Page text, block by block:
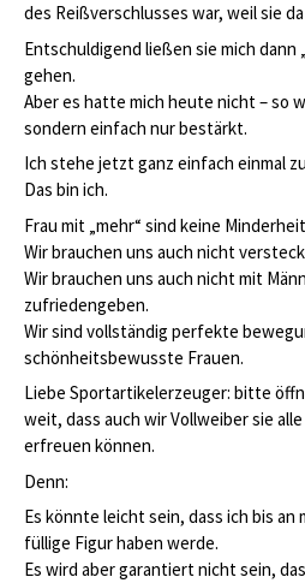
des Reißverschlusses war, weil sie
Entschuldigend ließen sie mich dann
gehen.
Aber es hatte mich heute nicht – so
sondern einfach nur bestärkt.
Ich stehe jetzt ganz einfach einmal
Das bin ich.
Frau mit „mehr“ sind keine
Wir brauchen uns auch nicht
Wir brauchen uns auch nicht mit
zufriedengeben.
Wir sind vollständig perfekte
schönheitsbewusste Frauen.
Liebe Sportartikelerzeuger: bitte
weit, dass auch wir Vollweiber sie
erfreuen können.
Denn:
Es könnte leicht sein, dass ich bis an
füllige Figur haben werde.
Es wird aber garantiert nicht sein,